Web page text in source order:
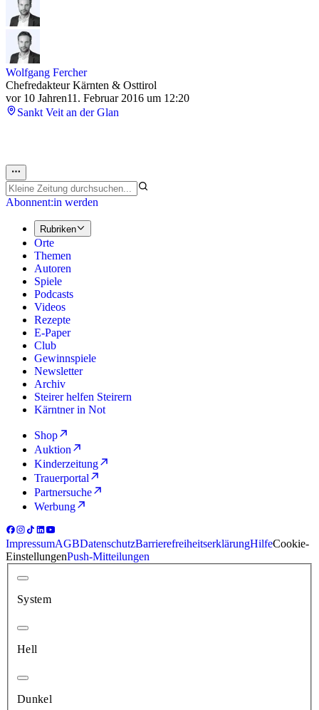
Wolfgang Fercher
Chefredakteur Kärnten & Osttirol
vor 10 Jahren11. Februar 2016 um 12:20
Sankt Veit an der Glan
Abonnent:in werden
Rubriken
Orte
Themen
Autoren
Spiele
Podcasts
Videos
Rezepte
E-Paper
Club
Gewinnspiele
Newsletter
Archiv
Steirer helfen Steirern
Kärntner in Not
Shop
Auktion
Kinderzeitung
Trauerportal
Partnersuche
Werbung
ImpressumAGBDatenschutzBarrierefreiheitserklärungHilfeCookie-
EinstellungenPush-Mitteilungen
System
Hell
Dunkel